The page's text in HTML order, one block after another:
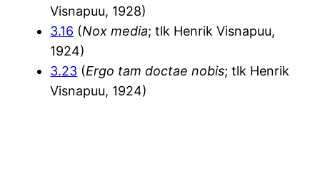
Visnapuu, 1928)
3.16 (Nox media; tlk Henrik Visnapuu,
1924)
3.23 (Ergo tam doctae nobis; tlk Henrik
Visnapuu, 1924)